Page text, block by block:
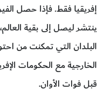
إفريقيا فقط. فإذا حصل
ينتشر ليصل إلى بقية
البلدان التي تمكنت من
الخارجية مع الحكومات
قبل فوات الأوان.